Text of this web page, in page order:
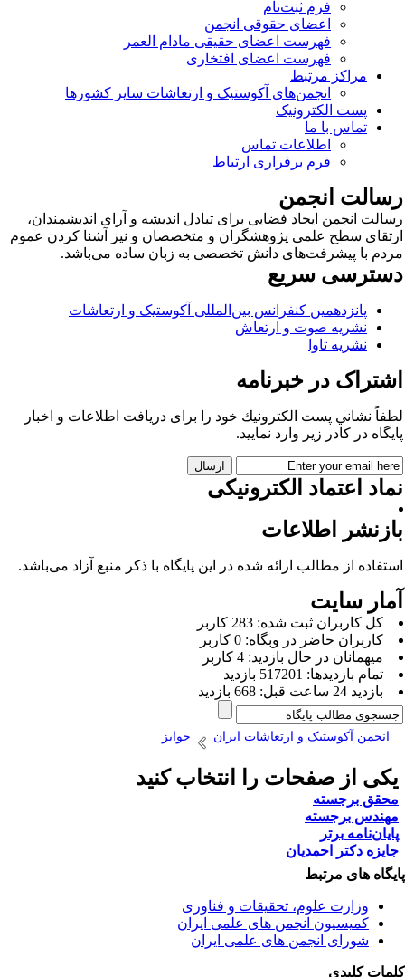
فرم ثبت‌نام
اعضای حقوقی انجمن
فهرست اعضای حقیقی مادام‌ العمر
فهرست اعضای افتخاری
مراکز مرتبط
انجمن‌های آکوستیک و ارتعاشات سایر کشورها
پست الکترونیک
تماس با ما
اطلاعات تماس
فرم برقراری ارتباط
انجمن
انجمن ایجاد فضایی برای تبادل اندیشه و آرای اندیشمندان،
سطح علمی پژوهشگران و متخصصان و نیز آشنا کردن عموم
با پیشرفت‌های دانش تخصصی به زبان ساده می‌باشد.
سریع
پانزدهمین کنفرانس بین‌المللی آکوستیک و ارتعاشات
نشریه صوت و ارتعاش
نشریه تاوا
در خبرنامه
نشاني پست الكترونيك خود را برای دريافت اطلاعات و اخبار
در كادر زير وارد نمایید.
اعتماد الکترونیکی
اطلاعات
از مطالب ارائه شده در این پایگاه با ذکر منبع آزاد می‌باشد.
سایت
كل کاربران ثبت شده: 283 کاربر
کاربران حاضر در وبگاه: 0 کاربر
ميهمانان در حال بازديد: 4 کاربر
تمام بازديد‌ها: 517201 بازدید
بازديد 24 ساعت قبل: 668 بازدید
انجمن آکوستیک و ارتعاشات ایران جوایز
از صفحات را انتخاب کنید
برجسته
برجسته
برتر
دکتر احمدیان
های مرتبط
وزارت علوم، تحقیقات و فناوری
کمیسیون انجمن های علمی ایران
شورای انجمن های علمی ایران
کلیدی